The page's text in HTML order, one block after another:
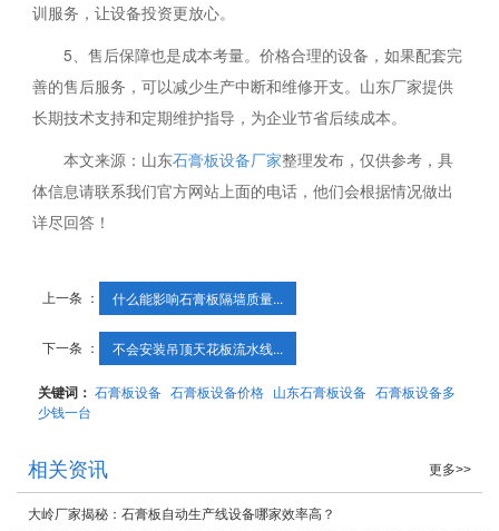
训服务，让设备投资更放心。
5、售后保障也是成本考量。价格合理的设备，如果配套完
善的售后服务，可以减少生产中断和维修开支。山东厂家提供
长期技术支持和定期维护指导，为企业节省后续成本。
本文来源：山东石膏板设备厂家整理发布，仅供参考，具
体信息请联系我们官方网站上面的电话，他们会根据情况做出
详尽回答！
上一条 ： 什么能影响石膏板隔墙质量...
下一条 ： 不会安装吊顶天花板流水线...
关键词：石膏板设备 石膏板设备价格 山东石膏板设备 石膏板设备多
少钱一台
相关资讯 更多>>
大岭厂家揭秘：石膏板自动生产线设备哪家效率高？